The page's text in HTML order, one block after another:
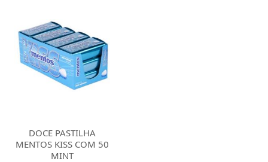
DOCE PASTILHA
MENTOS KISS COM 50
MINT